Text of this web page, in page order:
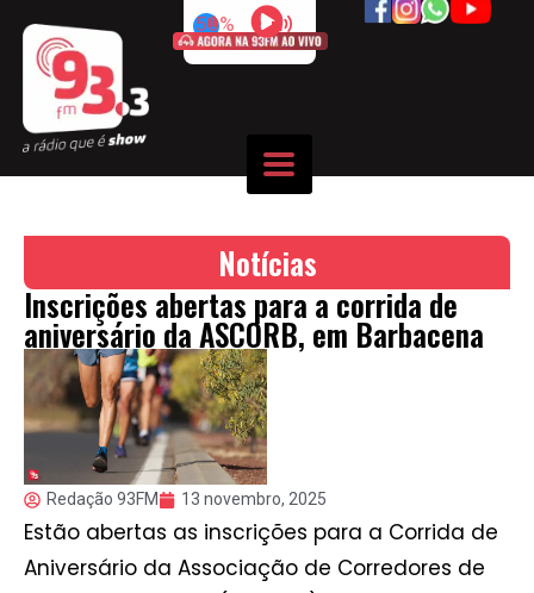
50%
Notícias
Inscrições abertas para a corrida de
aniversário da ASCORB, em Barbacena
Redação 93FM 13 novembro, 2025
Estão abertas as inscrições para a Corrida de
Aniversário da Associação de Corredores de